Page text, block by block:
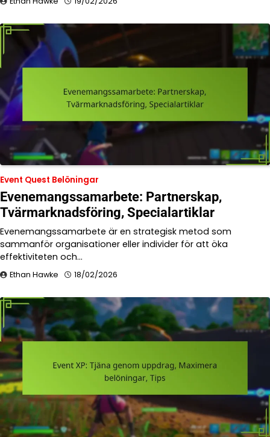
Event Quest Belöningar
Evenemangssamarbete: Partnerskap,
Tvärmarknadsföring, Specialartiklar
Evenemangssamarbete är en strategisk metod som
sammanför organisationer eller individer för att öka
effektiviteten och…
Ethan Hawke 18/02/2026